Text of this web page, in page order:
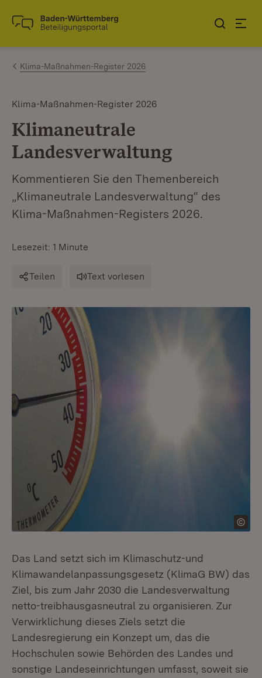
Zum Inhalt springen
Link zur Startseite
Klima-Maßnahmen-Register 2026
Klima-Maßnahmen-Register 2026
Klimaneutrale
Landesverwaltung
Kommentieren Sie den Themenbereich
„Klimaneutrale Landesverwaltung“ des
Klima-Maßnahmen-Registers 2026.
Lesezeit: 1 Minute
Teilen Text vorlesen
Das Land setzt sich im Klimaschutz-und
Klimawandelanpassungsgesetz (KlimaG BW) das
Ziel, bis zum Jahr 2030 die Landesverwaltung
netto-treibhausgasneutral zu organisieren. Zur
Verwirklichung dieses Ziels setzt die
Landesregierung ein Konzept um, das die
Hochschulen sowie Behörden des Landes und
sonstige Landeseinrichtungen umfasst, soweit sie